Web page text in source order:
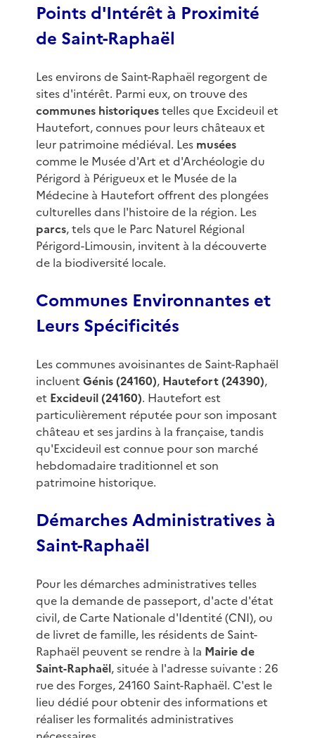
Points d'Intérêt à Proximité
de Saint-Raphaël
Les environs de Saint-Raphaël regorgent de
sites d'intérêt. Parmi eux, on trouve des
communes historiquestelles que Excideuil et
Hautefort, connues pour leurs châteaux et
leur patrimoine médiéval. Les musées
comme le Musée d'Art et d'Archéologie du
Périgord à Périgueux et le Musée de la
Médecine à Hautefort offrent des plongées
culturelles dans l'histoire de la région. Les
parcs, tels que le Parc Naturel Régional
Périgord-Limousin, invitent à la découverte
de la biodiversité locale.
Communes Environnantes et
Leurs Spécificités
Les communes avoisinantes de Saint-Raphaël
incluent Génis (24160), Hautefort (24390),
et Excideuil (24160). Hautefort est
particulièrement réputée pour son imposant
château et ses jardins à la française, tandis
qu'Excideuil est connue pour son marché
hebdomadaire traditionnel et son
patrimoine historique.
Démarches Administratives à
Saint-Raphaël
Pour les démarches administratives telles
que la demande de passeport, d'acte d'état
civil, de Carte Nationale d'Identité (CNI), ou
de livret de famille, les résidents de Saint-
Raphaël peuvent se rendre à la Mairie de
Saint-Raphaël, située à l'adresse suivante : 26
rue des Forges, 24160 Saint-Raphaël. C'est le
lieu dédié pour obtenir des informations et
réaliser les formalités administratives